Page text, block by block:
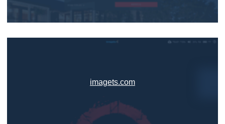
imagets.com